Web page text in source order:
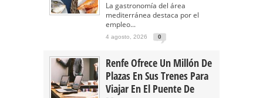
La gastronomía del área
mediterránea destaca por el
empleo...
4 agosto, 2026 0
Renfe Ofrece Un Millón De
Plazas En Sus Trenes Para
Viajar En El Puente De